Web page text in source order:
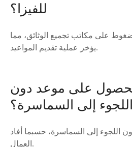
للفيزا؟
على مكاتب تجميع الوثائق، مما
يؤخر عملية تقديم المواعيد.
على موعد دون
اللجوء إلى السماسرة؟
اللجوء إلى السماسرة، حسبما أفاد
العمال.